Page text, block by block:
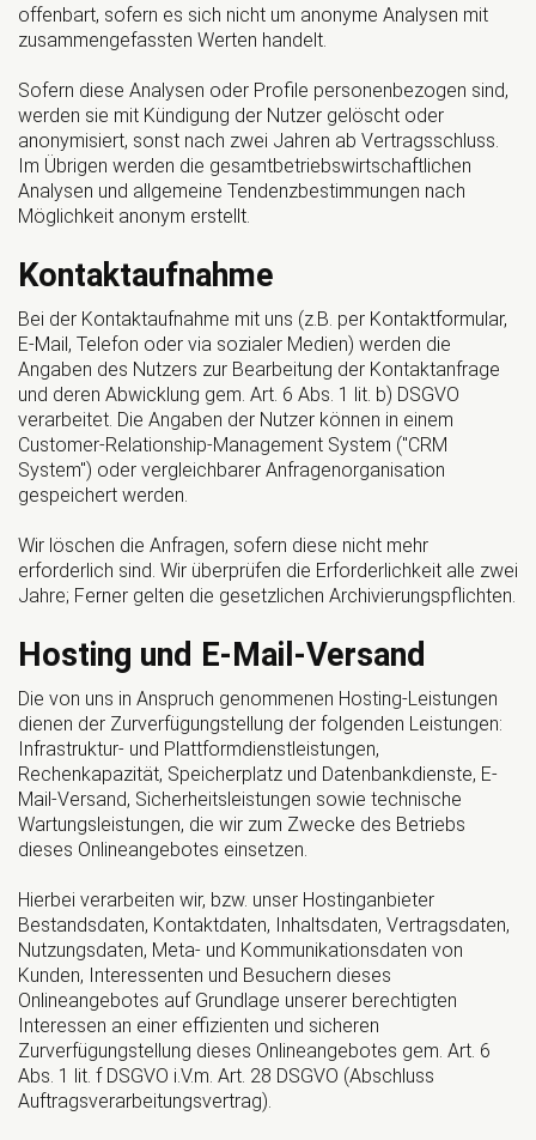
offenbart, sofern es sich nicht um anonyme Analysen mit
zusammengefassten Werten handelt.
Sofern diese Analysen oder Profile personenbezogen sind,
werden sie mit Kündigung der Nutzer gelöscht oder
anonymisiert, sonst nach zwei Jahren ab Vertragsschluss.
Im Übrigen werden die gesamtbetriebswirtschaftlichen
Analysen und allgemeine Tendenzbestimmungen nach
Möglichkeit anonym erstellt.
Kontaktaufnahme
Bei der Kontaktaufnahme mit uns (z.B. per Kontaktformular,
E-Mail, Telefon oder via sozialer Medien) werden die
Angaben des Nutzers zur Bearbeitung der Kontaktanfrage
und deren Abwicklung gem. Art. 6 Abs. 1 lit. b) DSGVO
verarbeitet. Die Angaben der Nutzer können in einem
Customer-Relationship-Management System ("CRM
System") oder vergleichbarer Anfragenorganisation
gespeichert werden.
Wir löschen die Anfragen, sofern diese nicht mehr
erforderlich sind. Wir überprüfen die Erforderlichkeit alle zwei
Jahre; Ferner gelten die gesetzlichen Archivierungspflichten.
Hosting und E-Mail-Versand
Die von uns in Anspruch genommenen Hosting-Leistungen
dienen der Zurverfügungstellung der folgenden Leistungen:
Infrastruktur- und Plattformdienstleistungen,
Rechenkapazität, Speicherplatz und Datenbankdienste, E-
Mail-Versand, Sicherheitsleistungen sowie technische
Wartungsleistungen, die wir zum Zwecke des Betriebs
dieses Onlineangebotes einsetzen.
Hierbei verarbeiten wir, bzw. unser Hostinganbieter
Bestandsdaten, Kontaktdaten, Inhaltsdaten, Vertragsdaten,
Nutzungsdaten, Meta- und Kommunikationsdaten von
Kunden, Interessenten und Besuchern dieses
Onlineangebotes auf Grundlage unserer berechtigten
Interessen an einer effizienten und sicheren
Zurverfügungstellung dieses Onlineangebotes gem. Art. 6
Abs. 1 lit. f DSGVO i.V.m. Art. 28 DSGVO (Abschluss
Auftragsverarbeitungsvertrag).